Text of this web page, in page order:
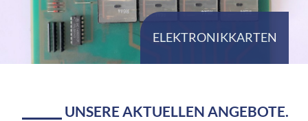
ELEKTRONIKKARTEN
UNSERE AKTUELLEN ANGEBOTE.